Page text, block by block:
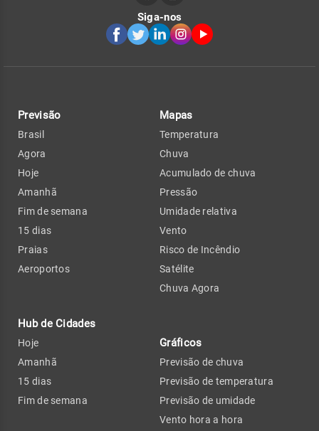
Siga-nos
Previsão
Brasil
Agora
Hoje
Amanhã
Fim de semana
15 dias
Praias
Aeroportos
Hub de Cidades
Hoje
Amanhã
15 dias
Fim de semana
Mapas
Temperatura
Chuva
Acumulado de chuva
Pressão
Umidade relativa
Vento
Risco de Incêndio
Satélite
Chuva Agora
Gráficos
Previsão de chuva
Previsão de temperatura
Previsão de umidade
Vento hora a hora